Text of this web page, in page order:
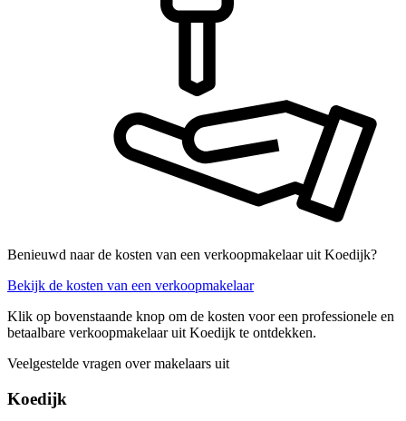
Benieuwd naar de kosten van een verkoopmakelaar uit Koedijk?
Bekijk de kosten van een verkoopmakelaar
Klik op bovenstaande knop om de kosten voor een professionele en
betaalbare verkoopmakelaar uit Koedijk te ontdekken.
Veelgestelde vragen over makelaars uit
Koedijk